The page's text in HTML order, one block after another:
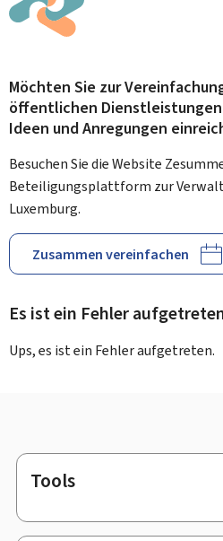
Möchten Sie zur
öffentlichen
Ideen und Anregungen
Besuchen Sie die Website
Beteiligungsplattform zur
Luxemburg.
Zusammen vereinfachen
Es ist ein Fehler
Ups, es ist ein Fehler aufgetreten.
Footer
Tools